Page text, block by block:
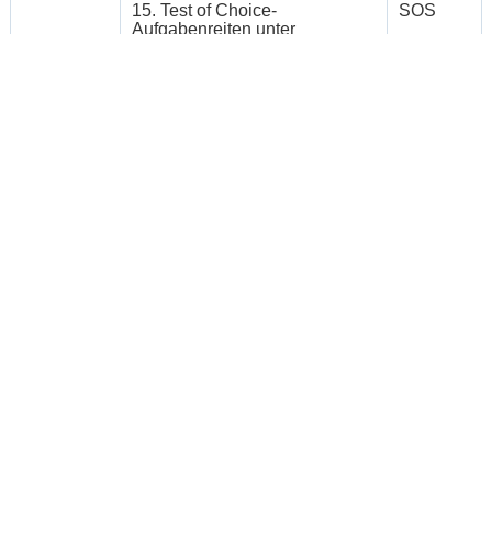
15. Test of Choice-
Aufgabenreiten unter
SOS